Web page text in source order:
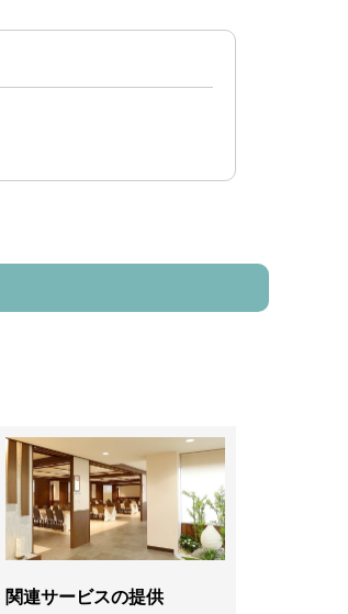
関連サービスの提供